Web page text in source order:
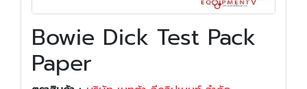
Bowie Dick Test Pack
Paper